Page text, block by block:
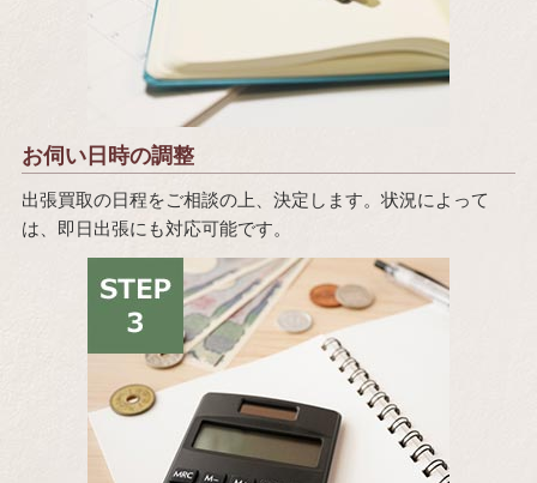
お伺い日時の調整
出張買取の日程をご相談の上、決定します。状況によって
は、即日出張にも対応可能です。